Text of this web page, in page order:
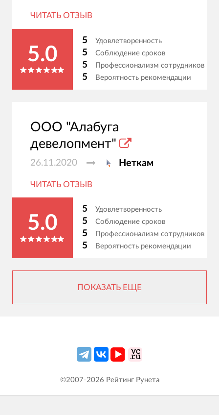
ЧИТАТЬ ОТЗЫВ
5.0
5 Удовлетворенность
5 Соблюдение сроков
5 Профессионализм сотрудников
5 Вероятность рекомендации
ООО "Алабуга
девелопмент"
26.11.2020 Неткам
ЧИТАТЬ ОТЗЫВ
5.0
5 Удовлетворенность
5 Соблюдение сроков
5 Профессионализм сотрудников
5 Вероятность рекомендации
ПОКАЗАТЬ ЕЩЕ
©2007-2026 Рейтинг Рунета